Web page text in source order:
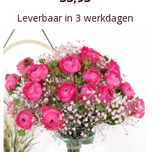
Leverbaar in 3 werkdagen